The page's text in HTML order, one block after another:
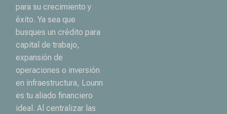
para su crecimiento y
éxito. Ya sea que
busques un crédito para
capital de trabajo,
expansión de
operaciones o inversión
en infraestructura, Lounn
es tu aliado financiero
ideal. Al centralizar las